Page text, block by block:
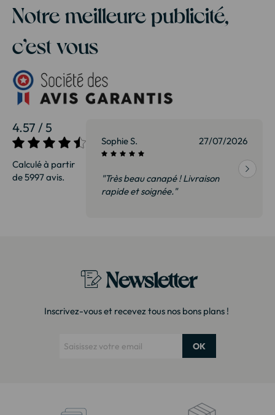
Notre meilleure publicité,
c’est vous
4.57 / 5
Calculé à partir
de 5997 avis.
27/07/2026 Sophie S. 27/07/2026
"Très beau canapé ! Livraison
rapide et soignée."
Newsletter
Inscrivez-vous et recevez tous nos bons plans !
OK